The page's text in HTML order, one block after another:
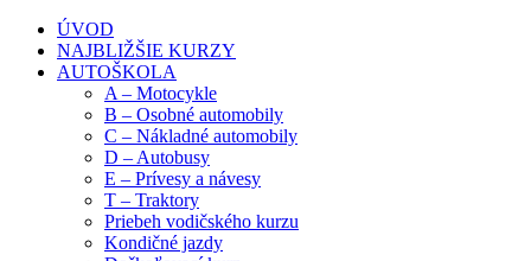
ÚVOD
NAJBLIŽŠIE KURZY
AUTOŠKOLA
A – Motocykle
B – Osobné automobily
C – Nákladné automobily
D – Autobusy
E – Prívesy a návesy
T – Traktory
Priebeh vodičského kurzu
Kondičné jazdy